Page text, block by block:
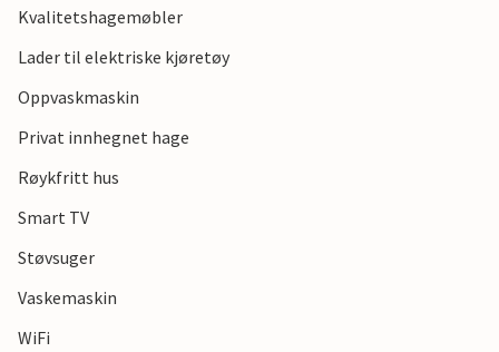
Gled deg til en avslappende ferie på den danske rivieraen!
Kvalitetshagemøbler
Lader til elektriske kjøretøy
Oppvaskmaskin
Privat innhegnet hage
Røykfritt hus
Smart TV
Støvsuger
Vaskemaskin
WiFi